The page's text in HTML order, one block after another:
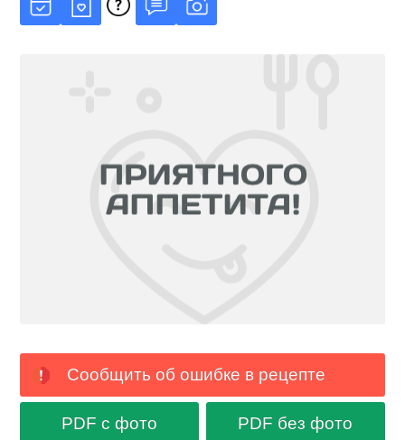
Сообщить об ошибке в рецепте
PDF с фото PDF без фото